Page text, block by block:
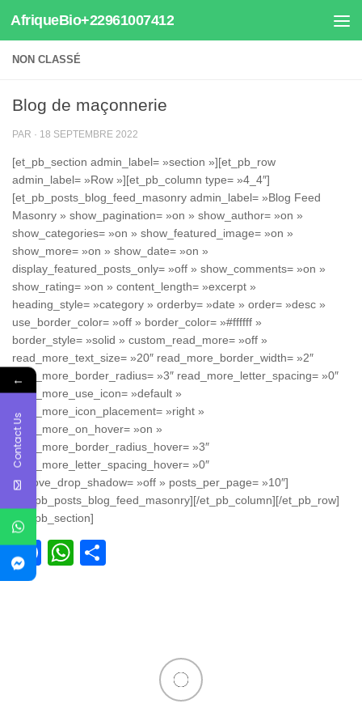
Au dessous du contenu
AfriqueBio+22961007412
NON CLASSÉ
Blog de maçonnerie
PAR · 18 SEPTEMBRE 2022
[et_pb_section admin_label= »section »][et_pb_row
admin_label= »Row »][et_pb_column type= »4_4″]
[et_pb_posts_blog_feed_masonry admin_label= »Blog Feed
Masonry » show_pagination= »on » show_author= »on »
show_categories= »on » show_featured_image= »on »
show_more= »on » show_date= »on »
display_featured_posts_only= »off » show_comments= »on »
show_rating= »on » content_length= »excerpt »
heading_style= »category » orderby= »date » order= »desc »
use_border_color= »off » border_color= »#ffffff »
border_style= »solid » custom_read_more= »off »
read_more_text_size= »20″ read_more_border_width= »2″
read_more_border_radius= »3″ read_more_letter_spacing= »0″
read_more_use_icon= »default »
read_more_icon_placement= »right »
read_more_on_hover= »on »
read_more_border_radius_hover= »3″
read_more_letter_spacing_hover= »0″
remove_drop_shadow= »off » posts_per_page= »10″]
[/et_pb_posts_blog_feed_masonry][/et_pb_column][/et_pb_row]
[/et_pb_section]
Facebook
WhatsApp
←
Contact Us